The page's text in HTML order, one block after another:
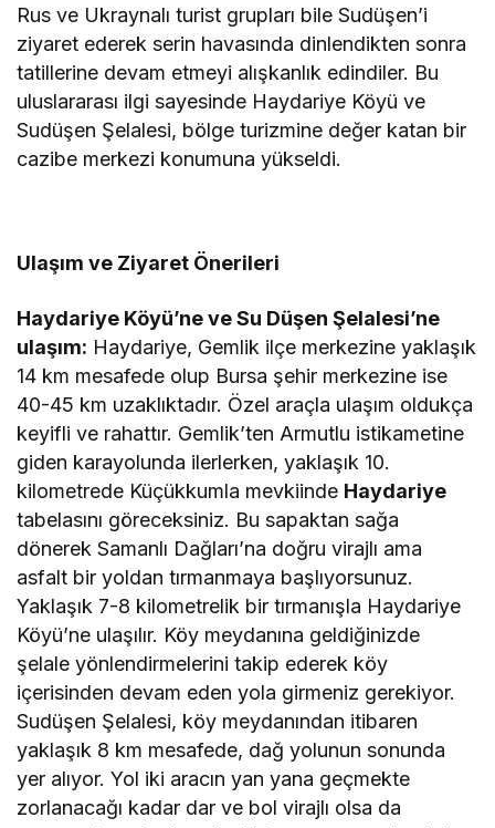
Rus ve Ukraynalı turist grupları bile Sudüşen’i
ziyaret ederek serin havasında dinlendikten sonra
tatillerine devam etmeyi alışkanlık edindiler. Bu
uluslararası ilgi sayesinde Haydariye Köyü ve
Sudüşen Şelalesi, bölge turizmine değer katan bir
cazibe merkezi konumuna yükseldi.
Ulaşım ve Ziyaret Önerileri
Haydariye Köyü’ne ve Su Düşen Şelalesi’ne
ulaşım: Haydariye, Gemlik ilçe merkezine yaklaşık
14 km mesafede olup Bursa şehir merkezine ise
40-45 km uzaklıktadır. Özel araçla ulaşım oldukça
keyifli ve rahattır. Gemlik’ten Armutlu istikametine
giden karayolunda ilerlerken, yaklaşık 10.
kilometrede Küçükkumla mevkiinde Haydariye
tabelasını göreceksiniz. Bu sapaktan sağa
dönerek Samanlı Dağları’na doğru virajlı ama
asfalt bir yoldan tırmanmaya başlıyorsunuz.
Yaklaşık 7-8 kilometrelik bir tırmanışla Haydariye
Köyü’ne ulaşılır. Köy meydanına geldiğinizde
şelale yönlendirmelerini takip ederek köy
içerisinden devam eden yola girmeniz gerekiyor.
Sudüşen Şelalesi, köy meydanından itibaren
yaklaşık 8 km mesafede, dağ yolunun sonunda
yer alıyor. Yol iki aracın yan yana geçmekte
zorlanacağı kadar dar ve bol virajlı olsa da